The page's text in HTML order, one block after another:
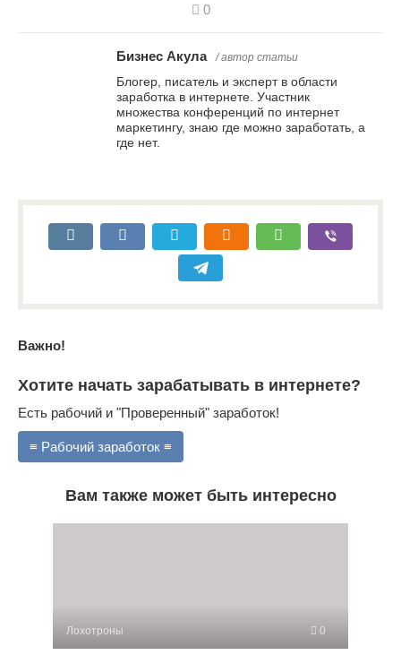
0
Бизнес Акула / автор статьи
Блогер, писатель и эксперт в области
заработка в интернете. Участник
множества конференций по интернет
маркетингу, знаю где можно заработать, а
где нет.
Важно!
Хотите начать зарабатывать в интернете?
Есть рабочий и "Проверенный" заработок!
≡ Рабочий заработок ≡
Вам также может быть интересно
Лохотроны 0